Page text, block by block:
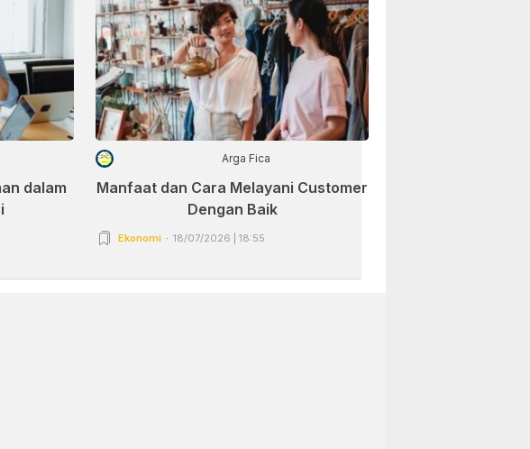
dalam
Arga Fica
Manfaat dan Cara Melayani Customer
Dengan Baik
Ekonomi 18/07/2026 | 18:55